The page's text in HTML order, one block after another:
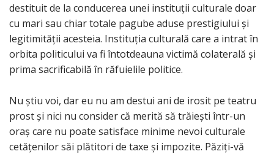
destituit de la conducerea unei instituții culturale doar
cu mari sau chiar totale pagube aduse prestigiului și
legitimității acesteia. Instituția culturală care a intrat în
orbita politicului va fi întotdeauna victimă colaterală și
prima sacrificabilă în răfuielile politice.
Nu știu voi, dar eu nu am destui ani de irosit pe teatru
prost și nici nu consider că merită să trăiești într-un
oraș care nu poate satisface minime nevoi culturale
cetățenilor săi plătitori de taxe și impozite. Păziți-vă